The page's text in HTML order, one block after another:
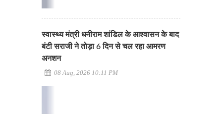
स्वास्थ्य मंत्री धनीराम शांडिल के आश्वासन के बाद
बंटी सराजी ने तोड़ा 6 दिन से चल रहा आमरण
अनशन
08 Aug, 2026 10:11 PM